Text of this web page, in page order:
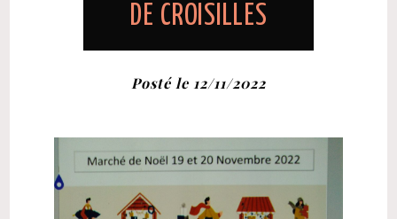
DE CROISILLES
Posté le 12/11/2022